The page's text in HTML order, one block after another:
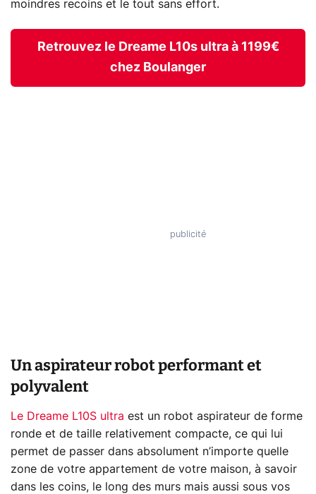
moindres recoins et le tout sans effort.
Retrouvez le Dreame L10s ultra à 1199€
chez Boulanger
Un aspirateur robot performant et
polyvalent
Le Dreame L10S ultra est un robot aspirateur de forme
ronde et de taille relativement compacte, ce qui lui
permet de passer dans absolument n’importe quelle
zone de votre appartement de votre maison, à savoir
dans les coins, le long des murs mais aussi sous vos